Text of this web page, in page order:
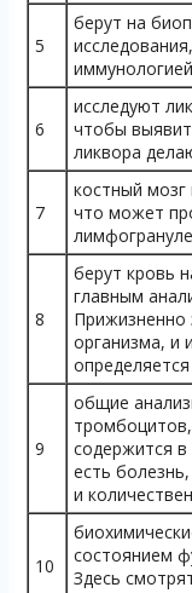
5
берут на
иммунологией
6
исследуют
чтобы
ликвора
7
костный
что может
8
берут кровь
главным
Прижизненно
организма, и
9
общие
содержится
есть
и
10
состоянием
Здесь